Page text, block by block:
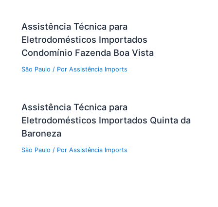
Assistência Técnica para
Eletrodomésticos Importados
Condomínio Fazenda Boa Vista
São Paulo / PorAssistência Imports
Assistência Técnica para
Eletrodomésticos Importados Quinta da
Baroneza
São Paulo / PorAssistência Imports